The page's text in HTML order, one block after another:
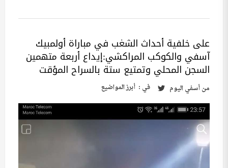
على خلفية أحداث الشغب في مباراة أولمبيك
آسفي والكوكب المراكشي:إيداع أربعة متهمين
السجن المحلي وتمتيع ستة بالسراح المؤقت
منأسفي اليوم في : أبرز المواضيع